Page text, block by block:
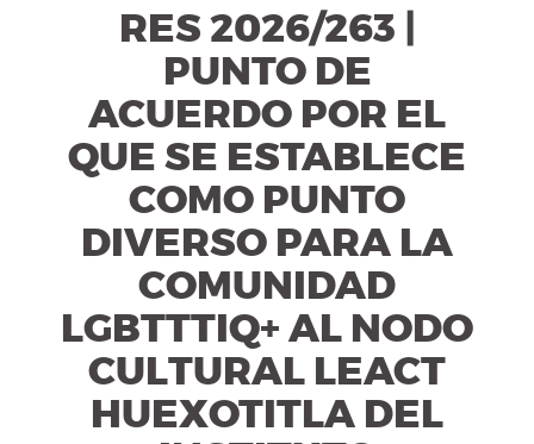
RES 2026/263 |
PUNTO DE
ACUERDO POR EL
QUE SE ESTABLECE
COMO PUNTO
DIVERSO PARA LA
COMUNIDAD
LGBTTTIQ+ AL NODO
CULTURAL LEACT
HUEXOTITLA DEL